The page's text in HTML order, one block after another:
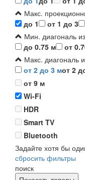
Макс.
до 1
от 1 до 3
Мин. диагональ
до 0.75 м
от
Макс. диагональ
от 2 до 3 мот 2
от 9 м
Wi-Fi
HDR
Smart TV
Bluetooth
Задайте хотя бы
сбросить фильтры
поиск